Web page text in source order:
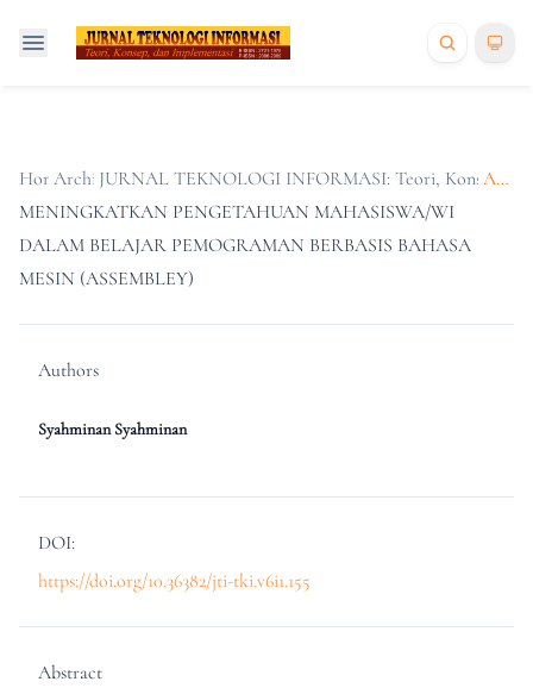
Home /
Archives /
JURNAL TEKNOLOGI INFORMASI: Teori, Konsep, Articles
MENINGKATKAN PENGETAHUAN MAHASISWA/WI
DALAM BELAJAR PEMOGRAMAN BERBASIS BAHASA
MESIN (ASSEMBLEY)
Authors
Syahminan Syahminan
DOI:
https://doi.org/10.36382/jti-tki.v6i1.155
Abstract